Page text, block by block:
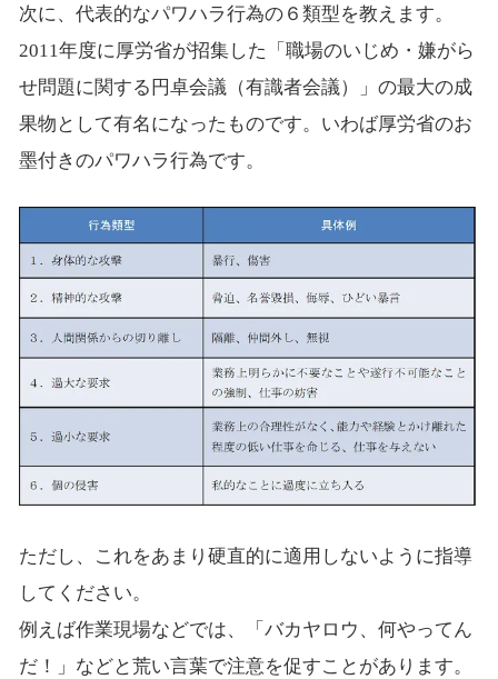
次に、代表的なパワハラ行為の６類型を教えます。
2011年度に厚労省が招集した「職場のいじめ・嫌がら
せ問題に関する円卓会議（有識者会議）」の最大の成
果物として有名になったものです。いわば厚労省のお
墨付きのパワハラ行為です。
ただし、これをあまり硬直的に適用しないように指導
してください。
例えば作業現場などでは、「バカヤロウ、何やってん
だ！」などと荒い言葉で注意を促すことがあります。